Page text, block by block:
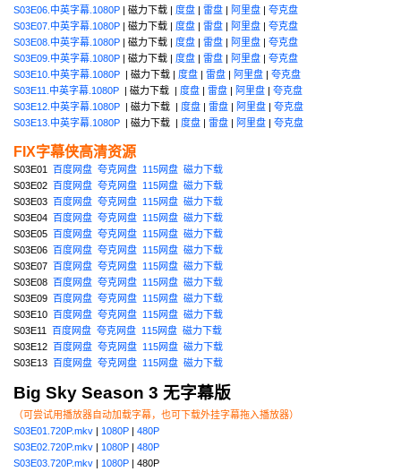
S03E06.中英字幕.1080P | 磁力下载 | 度盘 | 雷盘 | 阿里盘 | 夸克盘
S03E07.中英字幕.1080P | 磁力下载 | 度盘 | 雷盘 | 阿里盘 | 夸克盘
S03E08.中英字幕.1080P | 磁力下载 | 度盘 | 雷盘 | 阿里盘 | 夸克盘
S03E09.中英字幕.1080P | 磁力下载 | 度盘 | 雷盘 | 阿里盘 | 夸克盘
S03E10.中英字幕.1080P | 磁力下载 | 度盘 | 雷盘 | 阿里盘 | 夸克盘
S03E11.中英字幕.1080P | 磁力下载 | 度盘 | 雷盘 | 阿里盘 | 夸克盘
S03E12.中英字幕.1080P | 磁力下载 | 度盘 | 雷盘 | 阿里盘 | 夸克盘
S03E13.中英字幕.1080P | 磁力下载 | 度盘 | 雷盘 | 阿里盘 | 夸克盘
FIX字幕侠高清资源
S03E01 百度网盘 夸克网盘 115网盘 磁力下载
S03E02 百度网盘 夸克网盘 115网盘 磁力下载
S03E03 百度网盘 夸克网盘 115网盘 磁力下载
S03E04 百度网盘 夸克网盘 115网盘 磁力下载
S03E05 百度网盘 夸克网盘 115网盘 磁力下载
S03E06 百度网盘 夸克网盘 115网盘 磁力下载
S03E07 百度网盘 夸克网盘 115网盘 磁力下载
S03E08 百度网盘 夸克网盘 115网盘 磁力下载
S03E09 百度网盘 夸克网盘 115网盘 磁力下载
S03E10 百度网盘 夸克网盘 115网盘 磁力下载
S03E11 百度网盘 夸克网盘 115网盘 磁力下载
S03E12 百度网盘 夸克网盘 115网盘 磁力下载
S03E13 百度网盘 夸克网盘 115网盘 磁力下载
Big Sky Season 3 无字幕版
（可尝试用播放器自动加载字幕，也可下载外挂字幕拖入播放器）
S03E01.720P.mkv | 1080P | 480P
S03E02.720P.mkv | 1080P | 480P
S03E03.720P.mkv | 1080P | 480P